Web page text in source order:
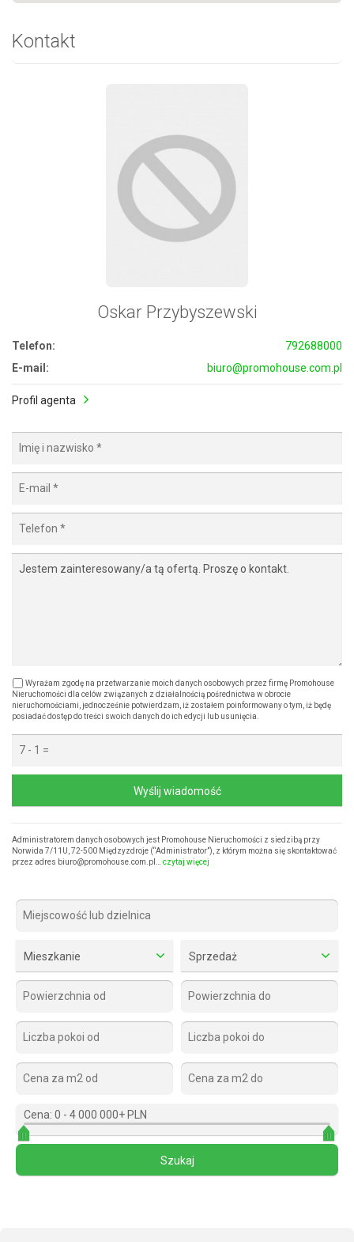
Kontakt
Oskar Przybyszewski
Telefon:
792688000
E-mail:
biuro@promohouse.com.pl
Profil agenta
Wyrażam zgodę na przetwarzanie moich danych osobowych przez firmę Promohouse
Nieruchomości dla celów związanych z działalnością pośrednictwa w obrocie
nieruchomościami, jednocześnie potwierdzam, iż zostałem poinformowany o tym, iż będę
posiadać dostęp do treści swoich danych do ich edycji lub usunięcia.
Wyślij wiadomość
Administratorem danych osobowych jest Promohouse Nieruchomości z siedzibą przy
Norwida 7/11U, 72-500 Międzyzdroje (“Administrator”), z którym można się skontaktować
przez adres biuro@promohouse.com.pl… czytaj więcej
Mieszkanie Sprzedaż
Cena: 0 - 4 000 000+ PLN